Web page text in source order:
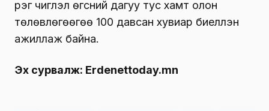
үүрэг чиглэл өгсний дагуу тус хамт олон
төлөвлөгөөгөө 100 давсан хувиар биелүүлэн
ажиллаж байна.
Эх сурвалж: Erdenettoday.mn